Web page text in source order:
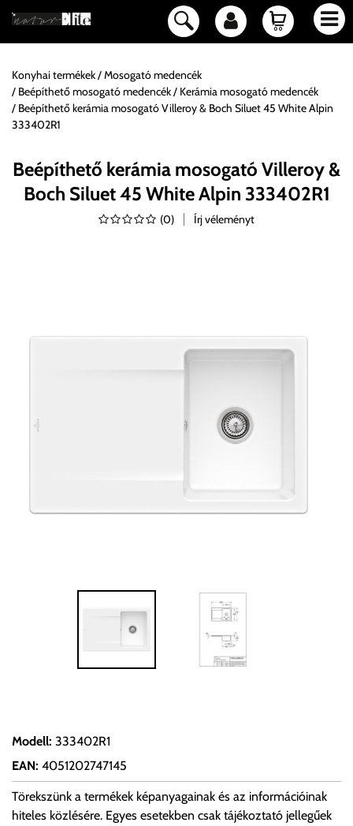
Konyhai termékek
Mosogató medencék
Beépíthető mosogató medencék
Kerámia mosogató medencék
Beépíthető kerámia mosogató Villeroy & Boch Siluet 45 White Alpin
333402R1
Beépíthető kerámia mosogató Villeroy &
Boch Siluet 45 White Alpin 333402R1
(0) Írj véleményt
Modell: 333402R1
EAN: 4051202747145
Törekszünk a termékek képanyagainak és az információinak
hiteles közlésére. Egyes esetekben csak tájékoztató jellegűek